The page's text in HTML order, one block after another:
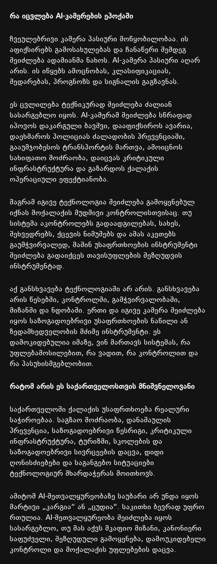
რა იცვლება AI-კამერების ეპოქაში
ჩვეულებრივი კამერა პასიური მოწყობილობაა. ის
აფიქსირებს გამოსახულებას და ჩანაწერი შემდეგ
შეიძლება ადამიანმა ნახოს. AI-კამერა პასიური აღარ
არის. ის იწყებს ამოცნობას, კლასიფიკაციას,
შედარებას, პროგნოზს და სიგნალის გაგზავნას.
ეს ცვლილება ტექნიკურად შეიძლება ძალიან
სასარგებლო იყოს. AI-კამერამ შეიძლება სწრაფად
იპოვოს დაკარგული ბავშვი, დააფიქსიროს ავარია,
დაეხმაროს პოლიციას ძალადობის პრევენციაში,
გააუმჯობესოს ტრანსპორტის მართვა, ამოიცნოს
სახიფათო მოძრაობა, დაიცვას კრიტიკული
ინფრასტრუქტურა და გაზარდოს ქალაქის
ოპერაციული ეფექტიანობა.
მაგრამ იგივე ტექნოლოგია შეიძლება გამოყენებულ
იქნას მოქალაქის მუდმივი კონტროლისთვისაც. თუ
სისტემა აკონტროლებს გადაადგილებას, სახეს,
შეხვედრებს, ქცევის ნიმუშებს და ამას აკეთებს
გაუმჭვირვალედ, მაშინ უსაფრთხოების ინსტრუმენტი
შეიძლება გადაიქცეს თავისუფლების შეზღუდვის
ინსტრუმენტად.
აქ განსხვავება ტექნოლოგიაში არ არის. განსხვავება
არის წესებში, კონტროლში, გამჭვირვალობაში,
მიზანში და ნდობაში. ერთი და იგივე კამერა შეიძლება
იყოს საზოგადოებრივი უსაფრთხოების ნაწილი ან
ზედამხედველობის მძიმე ინსტრუმენტი. ეს
დამოკიდებულია იმაზე, ვინ მართავს სისტემას, რა
უფლებამოსილებით, რა ვადით, რა კონტროლით და
რა პასუხისმგებლობით.
რატომ არის ეს საქართველოსთვის მნიშვნელოვანი
საქართველოში ქალაქის უსაფრთხოება რეალური
საჭიროებაა. საგზაო მოძრაობა, დანაშაულის
პრევენცია, საზოგადოებრივი წესრიგი, კრიტიკული
ინფრასტრუქტურა, ტურიზმი, სკოლების და
საზოგადოებრივი სივრცეების დაცვა, დიდი
ღონისძიებები და საგანგებო სიტუაციები
ტექნოლოგიურ მხარდაჭერას მოითხოვს.
ამიტომ AI-მეთვალყურეობაზე საუბარი არ უნდა იყოს
მარტივი „კარგია“ ან „ცუდია“. საკითხი ბევრად უფრო
რთულია. AI-მეთვალყურეობა შეიძლება იყოს
სასარგებლო, თუ მას აქვს მკაფიო მიზანი, კანონიერი
საფუძველი, შეზღუდული გამოყენება, დამოუკიდებელი
კონტროლი და მოქალაქის უფლებების დაცვა.